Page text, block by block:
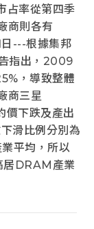
占率從第四季
商則各有
---根據集邦
指出，2009
，導致整體
商三星
下跌及產出
滑比例分別為
平均，所以
居DRAM產業